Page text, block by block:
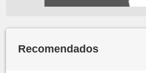
Recomendados